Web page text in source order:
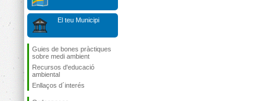
El teu Municipi
Guies de bones pràctiques
sobre medi ambient
Recursos d'educació
ambiental
Enllaços d´interés